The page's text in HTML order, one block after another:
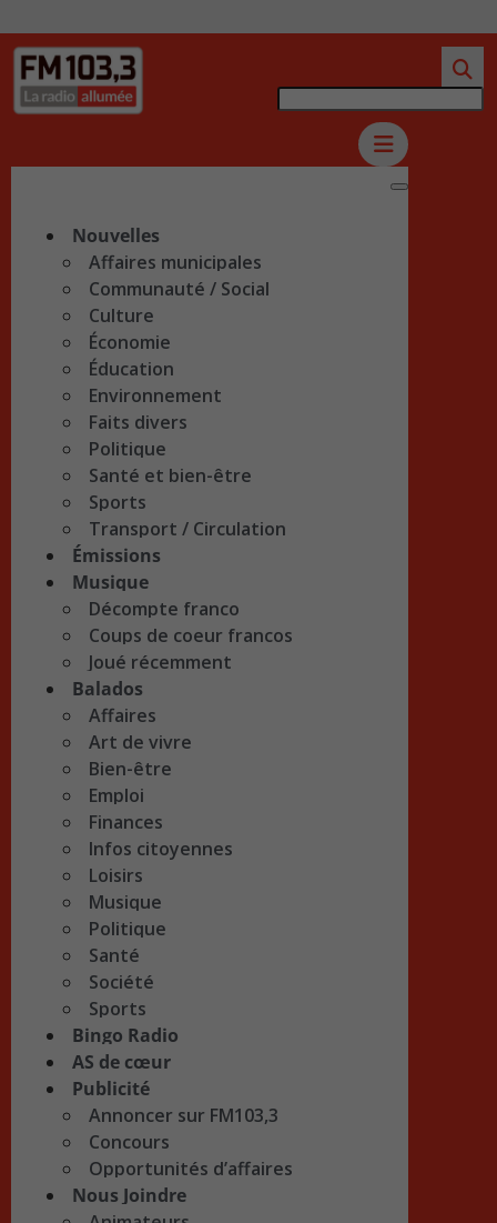
Nouvelles
Affaires municipales
Communauté / Social
Culture
Économie
Éducation
Environnement
Faits divers
Politique
Santé et bien-être
Sports
Transport / Circulation
Émissions
Musique
Décompte franco
Coups de coeur francos
Joué récemment
Balados
Affaires
Art de vivre
Bien-être
Emploi
Finances
Infos citoyennes
Loisirs
Musique
Politique
Santé
Société
Sports
Bingo Radio
AS de cœur
Publicité
Annoncer sur FM103,3
Concours
Opportunités d’affaires
Nous Joindre